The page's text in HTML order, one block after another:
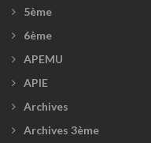
5ème
6ème
APEMU
APIE
Archives
Archives 3ème